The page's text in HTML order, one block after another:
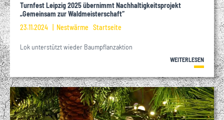
Turnfest Leipzig 2025 übernimmt Nachhaltigkeitsprojekt
„Gemeinsam zur Waldmeisterschaft“
23.11.2024
Nestwärme Startseite
Lok unterstützt wieder Baumpflanzaktion
WEITERLESEN